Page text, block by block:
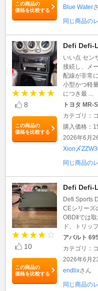
この商品の
価格を比較する
Blue Water
同じ商品の
8
この商品の
価格を比較する
Defi Defi-
いい点 セン
接続し、メ
配線が非常
小型かつ軽
につき最 ...
トヨタ MR-S
カテゴリ：
購入価格：
2026年6月
Xion〆
同じ商品の
10
この商品の
価格を比較する
Defi Defi-
Defi Sports
CEシリーズ
OBDⅡでは
ド、トリッ
アバルト
カテゴリ：
2026年6月
endlixさん
同じ商品の